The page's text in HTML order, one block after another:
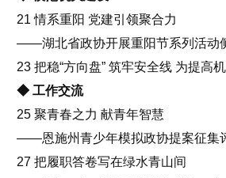
21 情系重阳 党建引领聚合力
——湖北省政协开展重阳节系列活动
23 把稳“方向盘” 筑牢安全线 为提高
◆ 工作交流
25 聚青春之力 献青年智慧
——恩施州青少年模拟政协提案征集
27 把履职答卷写在绿水青山间